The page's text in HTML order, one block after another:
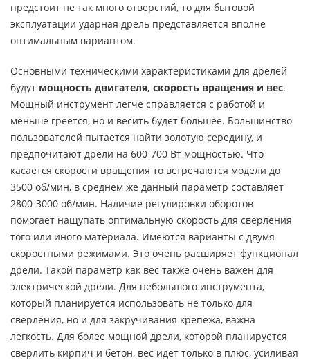
предстоит не так много отверстий, то для бытовой
эксплуатации ударная дрель представляется вполне
оптимальным вариантом.
Основными техническими характеристиками для дрелей
будут мощность двигателя, скорость вращения и вес.
Мощный инструмент легче справляется с работой и
меньше греется, но и весить будет большее. Большинство
пользователей пытается найти золотую середину, и
предпочитают дрели на 600-700 Вт мощностью. Что
касается скорости вращения то встречаются модели до
3500 об/мин, в среднем же данный параметр составляет
2800-3000 об/мин. Наличие регулировки оборотов
помогает нащупать оптимальную скорость для сверления
того или иного материала. Имеются варианты с двумя
скоростными режимами. Это очень расширяет функционал
дрели. Такой параметр как вес также очень важен для
электрической дрели. Для небольшого инструмента,
который планируется использовать не только для
сверления, но и для закручивания крепежа, важна
легкость. Для более мощной дрели, которой планируется
сверлить кирпич и бетон, вес идет только в плюс, усиливая